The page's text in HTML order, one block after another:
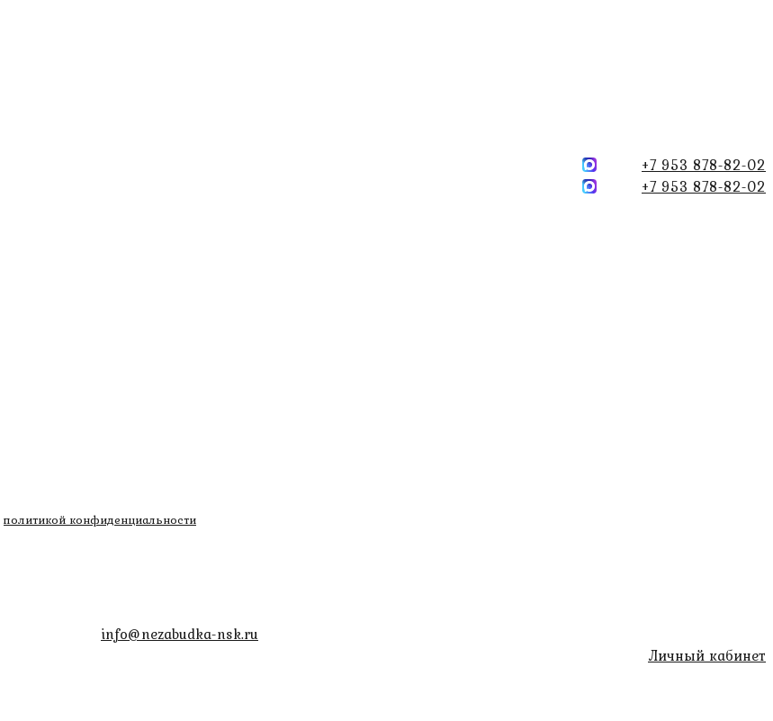
+7 953 878-82-02
+7 953 878-82-02
политикой конфиденциальности
info@nezabudka-nsk.ru
Личный кабинет